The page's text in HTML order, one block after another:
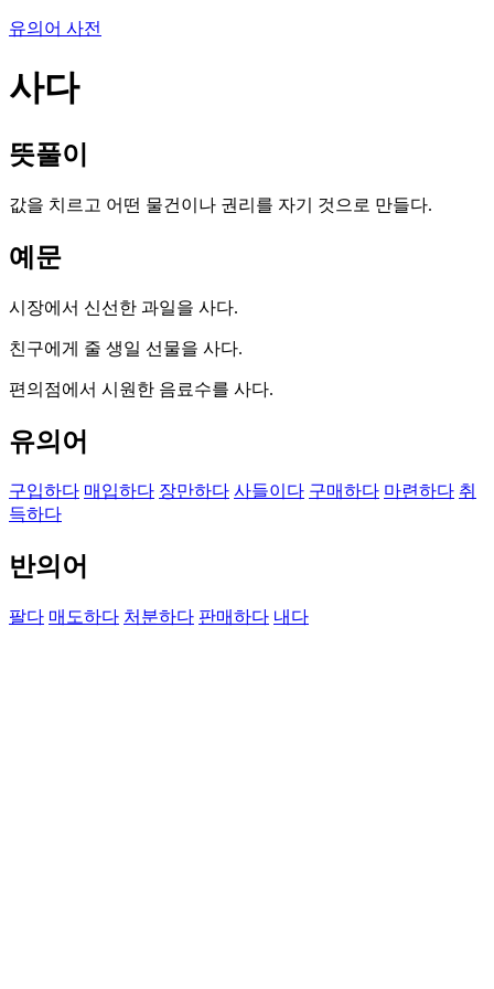
유의어 사전
사다
뜻풀이
값을 치르고 어떤 물건이나 권리를 자기 것으로 만들다.
예문
시장에서 신선한 과일을 사다.
친구에게 줄 생일 선물을 사다.
편의점에서 시원한 음료수를 사다.
유의어
구입하다 매입하다 장만하다 사들이다 구매하다 마련하다 취
득하다
반의어
팔다 매도하다 처분하다 판매하다 내다